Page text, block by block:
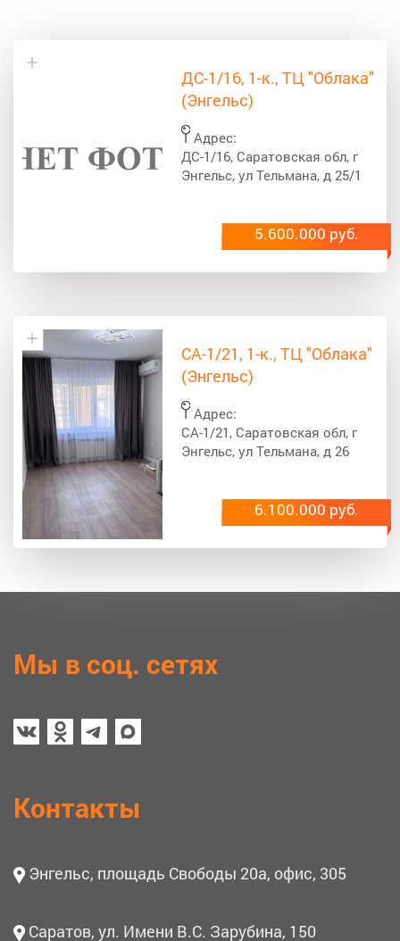
ДС-1/16, 1-к., ТЦ "Облака"
(Энгельс)
Адрес:
ДС-1/16, Саратовская обл, г
Энгельс, ул Тельмана, д 25/1
5.600.000 руб.
СА-1/21, 1-к., ТЦ "Облака"
(Энгельс)
Адрес:
СА-1/21, Саратовская обл, г
Энгельс, ул Тельмана, д 26
6.100.000 руб.
Мы в соц. сетях
Контакты
Энгельс, площадь Свободы 20а, офис, 305
Саратов, ул. Имени В.С. Зарубина, 150